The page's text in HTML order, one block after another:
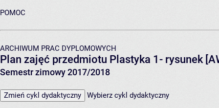
POMOC
ARCHIWUM PRAC DYPLOMOWYCH
Plan zajęć przedmiotu Plastyka 1- rysunek
Semestr zimowy 2017/2018
Zmień cykl dydaktyczny Wybierz cykl dydaktyczny